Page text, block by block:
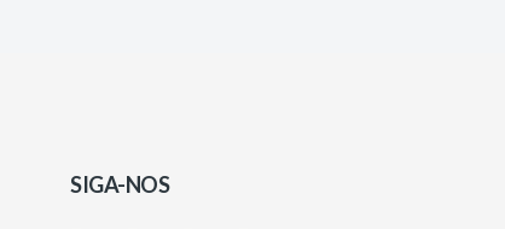
SIGA-NOS